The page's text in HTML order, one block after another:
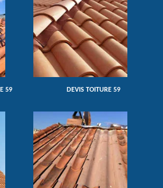
59 DEVIS TOITURE 59